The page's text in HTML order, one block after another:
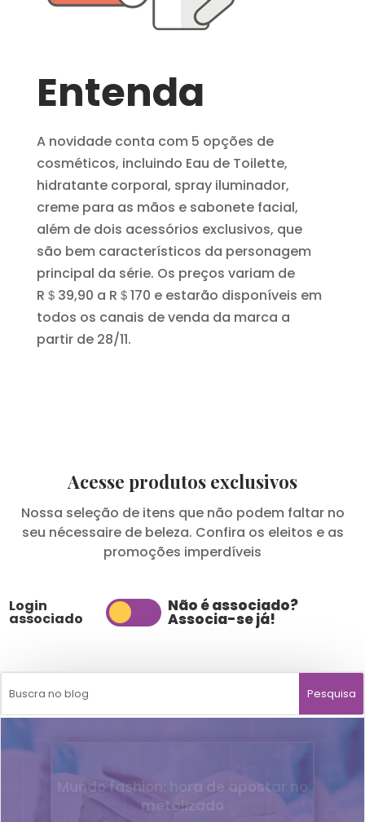
Entenda
A novidade conta com 5 opções de
cosméticos, incluindo Eau de Toilette,
hidratante corporal, spray iluminador,
creme para as mãos e sabonete facial,
além de dois acessórios exclusivos, que
são bem característicos da personagem
principal da série. Os preços variam de
R ＄ 39,90 a R ＄170 e estarão disponíveis em
todos os canais de venda da marca a
partir de 28/11.
Acesse produtos exclusivos
Nossa seleção de itens que não podem faltar no
seu nécessaire de beleza. Confira os eleitos e as
promoções imperdíveis
Login
associado
Não é associado?
Associa-se já!
Fim dos testes em animais para
cosméticos